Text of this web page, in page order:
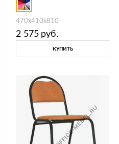
470х410х810
2 575 руб.
КУПИТЬ